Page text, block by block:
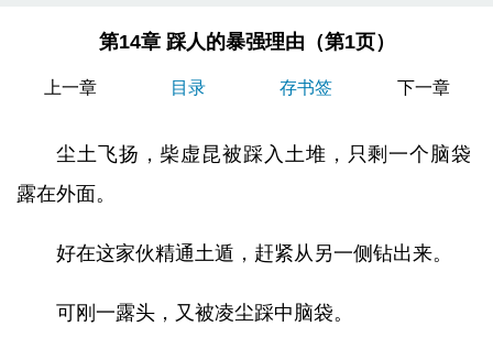
第14章 踩人的暴强理由（第1页）
上一章 目录 存书签 下一章
尘土飞扬，柴虚昆被踩入土堆，只剩一个脑袋
露在外面。
好在这家伙精通土遁，赶紧从另一侧钻出来。
可刚一露头，又被凌尘踩中脑袋。